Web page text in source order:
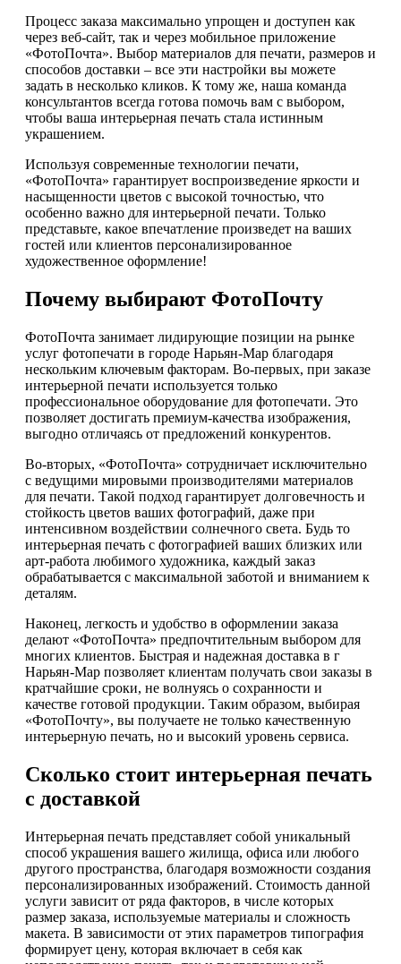
Процесс заказа максимально упрощен и доступен как
через веб-сайт, так и через мобильное приложение
«ФотоПочта». Выбор материалов для печати, размеров и
способов доставки – все эти настройки вы можете
задать в несколько кликов. К тому же, наша команда
консультантов всегда готова помочь вам с выбором,
чтобы ваша интерьерная печать стала истинным
украшением.
Используя современные технологии печати,
«ФотоПочта» гарантирует воспроизведение яркости и
насыщенности цветов с высокой точностью, что
особенно важно для интерьерной печати. Только
представьте, какое впечатление произведет на ваших
гостей или клиентов персонализированное
художественное оформление!
Почему выбирают ФотоПочту
ФотоПочта занимает лидирующие позиции на рынке
услуг фотопечати в городе Нарьян-Мар благодаря
нескольким ключевым факторам. Во-первых, при заказе
интерьерной печати используется только
профессиональное оборудование для фотопечати. Это
позволяет достигать премиум-качества изображения,
выгодно отличаясь от предложений конкурентов.
Во-вторых, «ФотоПочта» сотрудничает исключительно
с ведущими мировыми производителями материалов
для печати. Такой подход гарантирует долговечность и
стойкость цветов ваших фотографий, даже при
интенсивном воздействии солнечного света. Будь то
интерьерная печать с фотографией ваших близких или
арт-работа любимого художника, каждый заказ
обрабатывается с максимальной заботой и вниманием к
деталям.
Наконец, легкость и удобство в оформлении заказа
делают «ФотоПочта» предпочтительным выбором для
многих клиентов. Быстрая и надежная доставка в г
Нарьян-Мар позволяет клиентам получать свои заказы в
кратчайшие сроки, не волнуясь о сохранности и
качестве готовой продукции. Таким образом, выбирая
«ФотоПочту», вы получаете не только качественную
интерьерную печать, но и высокий уровень сервиса.
Сколько стоит интерьерная печать
с доставкой
Интерьерная печать представляет собой уникальный
способ украшения вашего жилища, офиса или любого
другого пространства, благодаря возможности создания
персонализированных изображений. Стоимость данной
услуги зависит от ряда факторов, в числе которых
размер заказа, используемые материалы и сложность
макета. В зависимости от этих параметров типография
формирует цену, которая включает в себя как